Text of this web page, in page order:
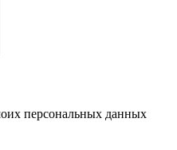
персональных данных